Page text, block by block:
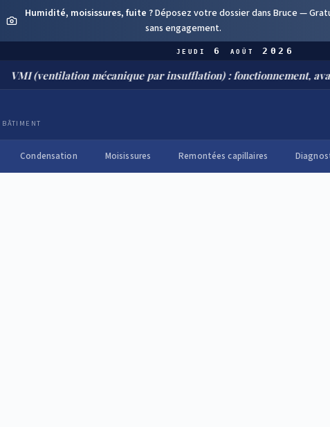
Humidité, moisissures, fuite ?Déposez votre dossier dans Bruce —
sans engagement.
jeudi 6 août 2026
mécanique par insufflation) : fonctionnement, avantages et
Condensation Moisissures Remontées capillaires